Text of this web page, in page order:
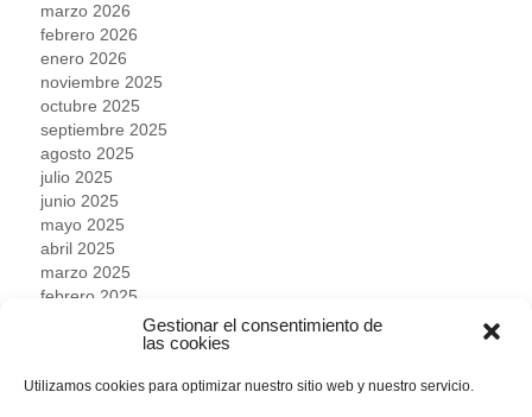
Gestionar el consentimiento de
las cookies
Utilizamos cookies para optimizar nuestro sitio web y nuestro servicio.
marzo 2026
febrero 2026
enero 2026
noviembre 2025
octubre 2025
septiembre 2025
agosto 2025
julio 2025
junio 2025
mayo 2025
abril 2025
marzo 2025
febrero 2025
diciembre 2024
octubre 2024